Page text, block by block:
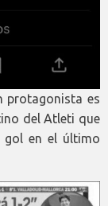
protagonista es
del Atleti que
en el último